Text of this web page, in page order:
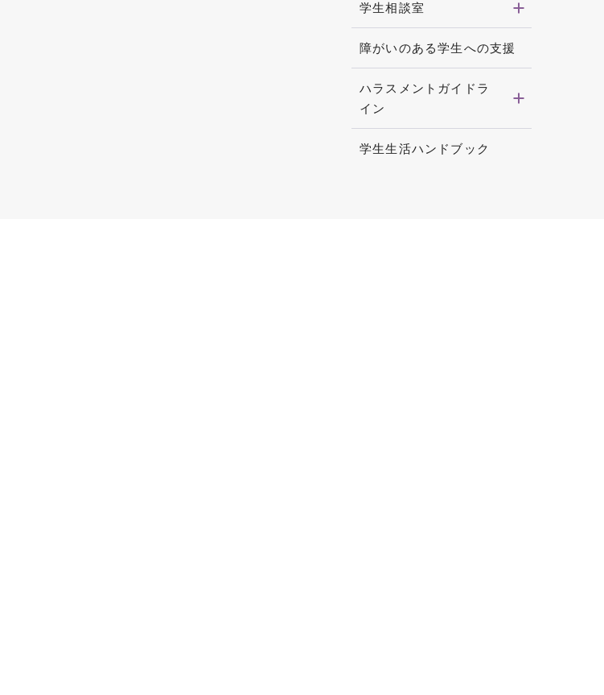
学生相談室
障がいのある学生への支援
ハラスメントガイドラ
イン
学生生活ハンドブック